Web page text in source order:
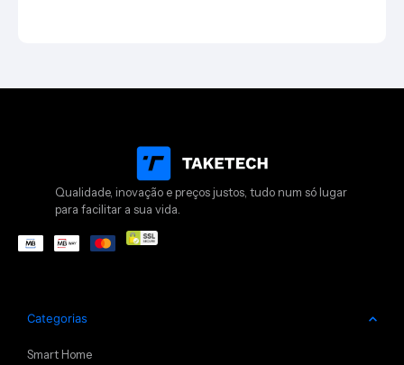
Qualidade, inovação e preços justos, tudo num só lugar
para facilitar a sua vida.
Categorias
Smart Home